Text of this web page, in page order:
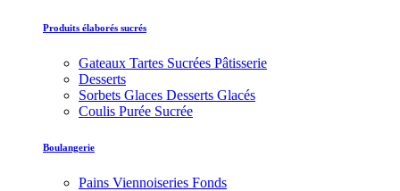
Produits élaborés sucrés
Gateaux Tartes Sucrées Pâtisserie
Desserts
Sorbets Glaces Desserts Glacés
Coulis Purée Sucrée
Boulangerie
Pains Viennoiseries Fonds